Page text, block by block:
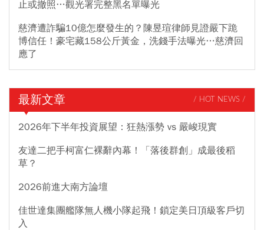
止或撤照…觀光署完整黑名單曝光
慈濟遭詐騙10億怎麼發生的？陳昱瑄律師見證嚴下跪
博信任！豪宅藏158公斤黃金，洗錢手法曝光…慈濟回
應了
最新文章 / HOT NEWS /
2026年下半年投資展望：狂熱漲勢 vs 嚴峻現實
友達二把手柯富仁裸辭內幕！「落後群創」成最後稻
草？
2026前進大南方論壇
佳世達集團艦隊無人機小隊起飛！鎖定美日頂級客戶切
入